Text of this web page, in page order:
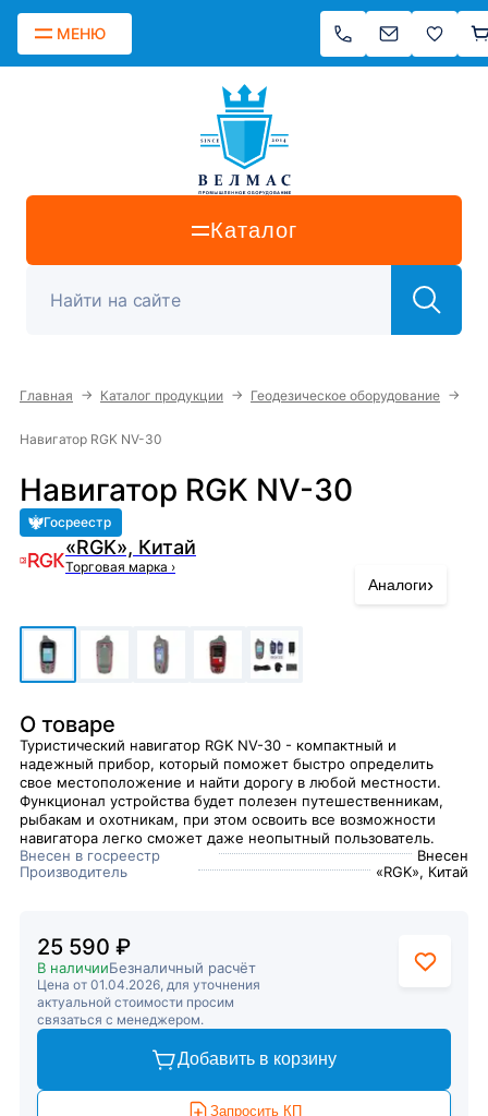
МЕНЮ
Каталог
Главная → Каталог продукции → Геодезическое оборудование →
Навигатор RGK NV-30
Навигатор RGK NV-30
Госреестр
«RGK», Китай
Торговая марка ›
Аналоги›
О товаре
Туристический навигатор RGK NV-30 - компактный и
надежный прибор, который поможет быстро определить
свое местоположение и найти дорогу в любой местности.
Функционал устройства будет полезен путешественникам,
рыбакам и охотникам, при этом освоить все возможности
навигатора легко сможет даже неопытный пользователь.
Внесен в госреестр
Внесен
Производитель
«RGK», Китай
25 590 ₽
В наличииБезналичный расчёт
Цена от 01.04.2026, для уточнения
актуальной стоимости просим
связаться с менеджером.
Добавить в корзину
Запросить КП